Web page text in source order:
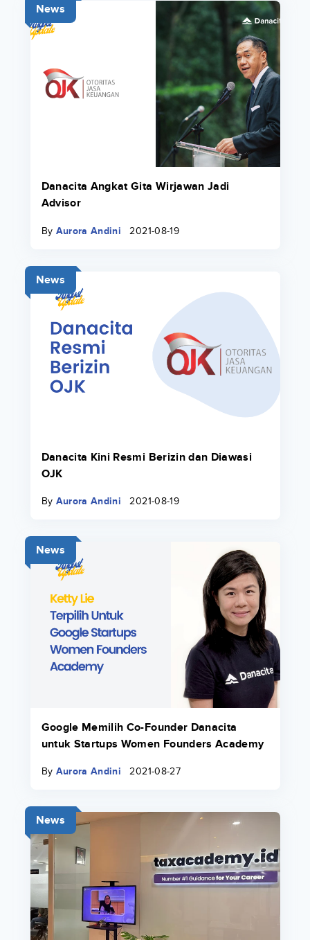
News
Danacita Angkat Gita Wirjawan Jadi
Advisor
By Aurora Andini 2021-08-19
News
Danacita Kini Resmi Berizin dan Diawasi
OJK
By Aurora Andini 2021-08-19
News
Google Memilih Co-Founder Danacita
untuk Startups Women Founders Academy
By Aurora Andini 2021-08-27
News